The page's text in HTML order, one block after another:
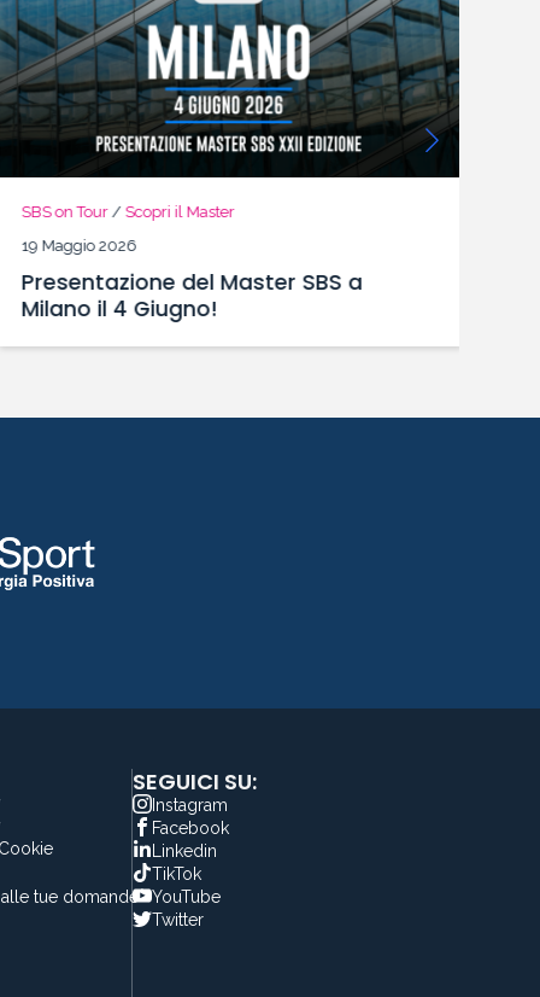
SBS on Tour/ Scopri il Master
19 Maggio 2026
Presentazione del Master SBS a
Milano il 4 Giugno!
tue domande
SEGUICI SU:
Instagram
Facebook
Linkedin
TikTok
YouTube
Twitter